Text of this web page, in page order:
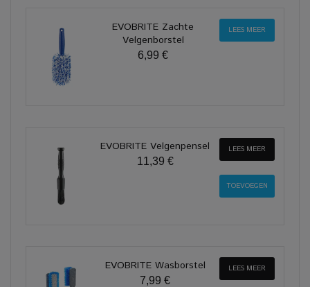
EVOBRITE Zachte
Velgenborstel
6,99 €
LEES MEER
EVOBRITE Velgenpensel
11,39 €
LEES MEER
EVOBRITE Wasborstel
7,99 €
LEES MEER